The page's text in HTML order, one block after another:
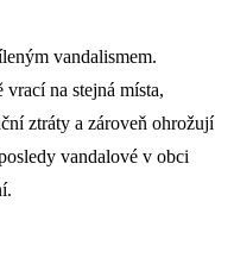
vandalismem.
na stejná místa,
ztráty a zároveň ohrožují
vandalové v obci